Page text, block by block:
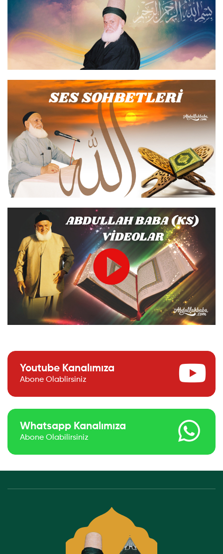
Youtube Kanalımıza
Abone Olablirsiniz
Whatsapp Kanalımıza
Abone Olabilirsiniz